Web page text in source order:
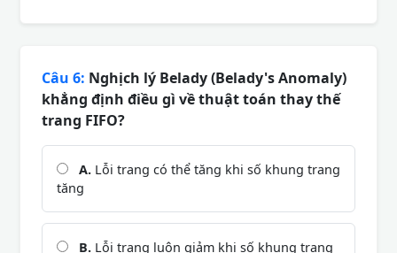
Câu 6: Nghịch lý Belady (Belady's Anomaly)
khẳng định điều gì về thuật toán thay thế
trang FIFO?
A. Lỗi trang có thể tăng khi số khung trang
tăng
B. Lỗi trang luôn giảm khi số khung trang